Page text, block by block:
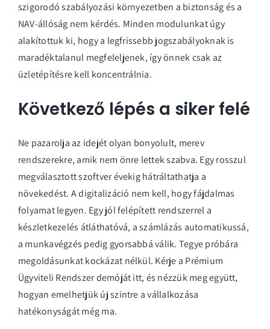
szigorodó szabályozási környezetben a biztonság és a
NAV-állóság nem kérdés. Minden modulunkat úgy
alakítottuk ki, hogy a legfrissebb jogszabályoknak is
maradéktalanul megfeleljenek, így önnek csak az
üzletépítésre kell koncentrálnia.
Következő lépés a siker felé
Ne pazarolja az idejét olyan bonyolult, merev
rendszerekre, amik nem önre lettek szabva. Egy rosszul
megválasztott szoftver évekig hátráltathatja a
növekedést. A digitalizáció nem kell, hogy fájdalmas
folyamat legyen. Egy jól felépített rendszerrel a
készletkezelés átláthatóvá, a számlázás automatikussá,
a munkavégzés pedig gyorsabbá válik. Tegye próbára
megoldásunkat kockázat nélkül. Kérje a Prémium
Ügyviteli Rendszer demóját itt, és nézzük meg együtt,
hogyan emelhetjük új szintre a vállalkozása
hatékonyságát még ma.